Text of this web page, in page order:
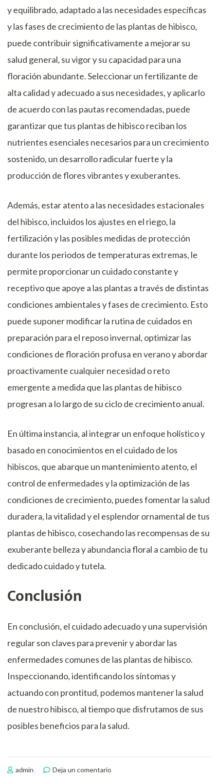
y equilibrado, adaptado a las necesidades específicas
y las fases de crecimiento de las plantas de hibisco,
puede contribuir significativamente a mejorar su
salud general, su vigor y su capacidad para una
floración abundante. Seleccionar un fertilizante de
alta calidad y adecuado a sus necesidades, y aplicarlo
de acuerdo con las pautas recomendadas, puede
garantizar que tus plantas de hibisco reciban los
nutrientes esenciales necesarios para un crecimiento
sostenido, un desarrollo radicular fuerte y la
producción de flores vibrantes y exuberantes.
Además, estar atento a las necesidades estacionales
del hibisco, incluidos los ajustes en el riego, la
fertilización y las posibles medidas de protección
durante los periodos de temperaturas extremas, le
permite proporcionar un cuidado constante y
receptivo que apoye a las plantas a través de distintas
condiciones ambientales y fases de crecimiento. Esto
puede suponer modificar la rutina de cuidados en
preparación para el reposo invernal, optimizar las
condiciones de floración profusa en verano y abordar
proactivamente cualquier necesidad o reto
emergente a medida que las plantas de hibisco
progresan a lo largo de su ciclo de crecimiento anual.
En última instancia, al integrar un enfoque holístico y
basado en conocimientos en el cuidado de los
hibiscos, que abarque un mantenimiento atento, el
control de enfermedades y la optimización de las
condiciones de crecimiento, puedes fomentar la salud
duradera, la vitalidad y el esplendor ornamental de tus
plantas de hibisco, cosechando las recompensas de su
exuberante belleza y abundancia floral a cambio de tu
dedicado cuidado y tutela.
Conclusión
En conclusión, el cuidado adecuado y una supervisión
regular son claves para prevenir y abordar las
enfermedades comunes de las plantas de hibisco.
Inspeccionando, identificando los síntomas y
actuando con prontitud, podemos mantener la salud
de nuestro hibisco, al tiempo que disfrutamos de sus
posibles beneficios para la salud.
admin Deja un comentario